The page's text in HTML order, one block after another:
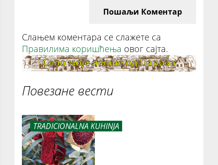
Пошаљи Коментар
Слањем коментара се слажете са
Правилима коришћења овог сајта.
Повезане вести
TRADICIONALNA KUHINJA